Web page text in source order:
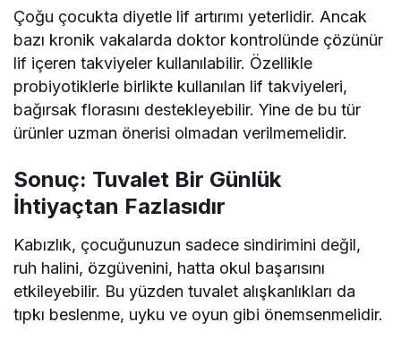
Çoğu çocukta diyetle lif artırımı yeterlidir. Ancak
bazı kronik vakalarda doktor kontrolünde çözünür
lif içeren takviyeler kullanılabilir. Özellikle
probiyotiklerle birlikte kullanılan lif takviyeleri,
bağırsak florasını destekleyebilir. Yine de bu tür
ürünler uzman önerisi olmadan verilmemelidir.
Sonuç: Tuvalet Bir Günlük
İhtiyaçtan Fazlasıdır
Kabızlık, çocuğunuzun sadece sindirimini değil,
ruh halini, özgüvenini, hatta okul başarısını
etkileyebilir. Bu yüzden tuvalet alışkanlıkları da
tıpkı beslenme, uyku ve oyun gibi önemsenmelidir.